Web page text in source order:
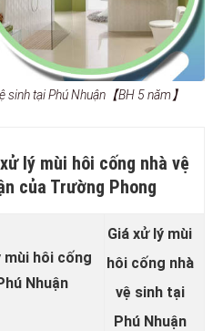
tại Phú Nhuận【BH 5 năm】
lý mùi hôi cống nhà vệ
của Trường Phong
mùi hôi cống
Nhuận
Giá xử lý mùi
hôi cống nhà
vệ sinh tại
Phú Nhuận